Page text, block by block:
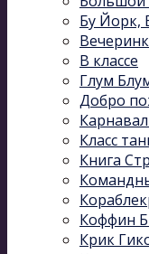
Бу Йорк,
В классе
Глум
Добро
Класс
Книга
Коффин
Крик